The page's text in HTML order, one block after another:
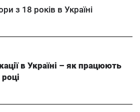
з 18 років в Україні
в Україні – як працюють